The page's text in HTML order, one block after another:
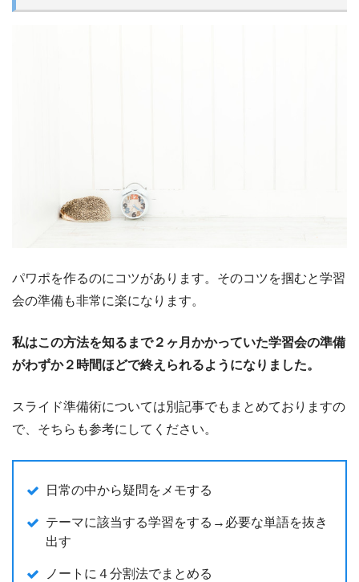
パワポを作るのにコツがあります。そのコツを掴むと学習
会の準備も非常に楽になります。
私はこの方法を知るまで２ヶ月かかっていた学習会の準備
がわずか２時間ほどで終えられるようになりました。
スライド準備術については別記事でもまとめておりますの
で、そちらも参考にしてください。
日常の中から疑問をメモする
テーマに該当する学習をする→必要な単語を抜き
出す
ノートに４分割法でまとめる